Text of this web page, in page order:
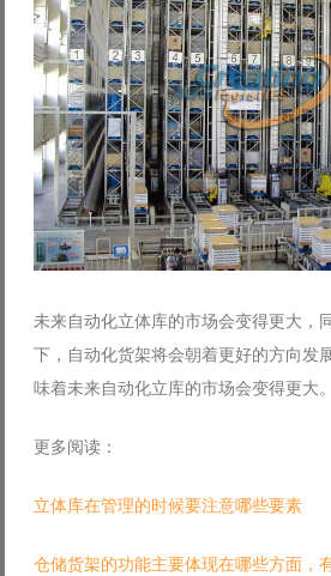
未来自动化立体库的市场会变得更大，
下，自动化货架将会朝着更好的方向发
味着未来自动化立库的市场会变得更大。
更多阅读：
立体库在管理的时候要注意哪些要素
仓储货架的功能主要体现在哪些方面，